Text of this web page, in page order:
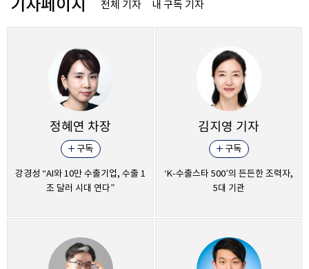
기자페이지 전체 기자 내 구독 기자
정혜연 차장
구독
강경성 “AI와 10만 수출기업, 수출 1
조 달러 시대 연다”
김지영 기자
구독
‘K-수출스타 500’의 든든한 조력자,
5대 기관